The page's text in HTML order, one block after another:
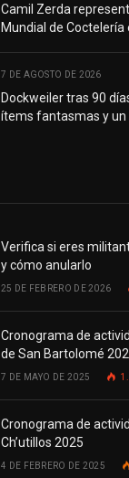
Camil Zerda
Mundial de Coctelería
7 DE AGOSTO DE 2026
Dockweiler tras 90
ítems fantasmas y un
Verifica si eres
y cómo anularlo
25 DE FEBRERO DE 2026
Cronograma de
de San Bartolomé
7 DE MAYO DE 2025
Cronograma de
Ch’utillos 2025
4 DE FEBRERO DE 2025